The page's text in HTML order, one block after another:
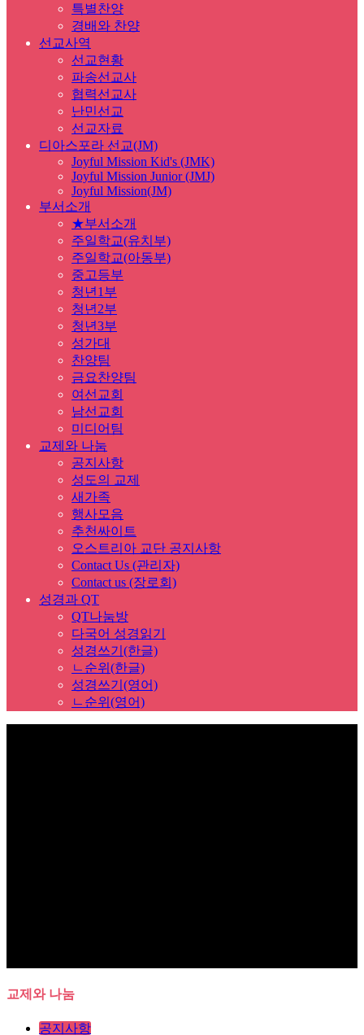
특별찬양
경배와 찬양
선교사역
선교현황
파송선교사
협력선교사
난민선교
선교자료
디아스포라 선교(JM)
Joyful Mission Kid's (JMK)
Joyful Mission Junior (JMJ)
Joyful Mission(JM)
부서소개
★부서소개
주일학교(유치부)
주일학교(아동부)
중고등부
청년1부
청년2부
청년3부
성가대
찬양팀
금요찬양팀
여선교회
남선교회
미디어팀
교제와 나눔
공지사항
성도의 교제
새가족
행사모음
추천싸이트
오스트리아 교단 공지사항
Contact Us (관리자)
Contact us (장로회)
성경과 QT
QT나눔방
다국어 성경읽기
성경쓰기(한글)
ㄴ순위(한글)
성경쓰기(영어)
ㄴ순위(영어)
교제와 나눔
공지사항